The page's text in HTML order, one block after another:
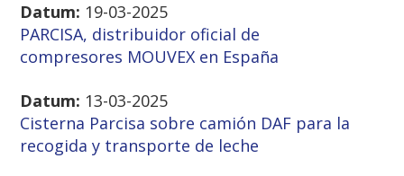
Datum: 19-03-2025
PARCISA, distribuidor oficial de
compresores MOUVEX en España
Datum: 13-03-2025
Cisterna Parcisa sobre camión DAF para la
recogida y transporte de leche